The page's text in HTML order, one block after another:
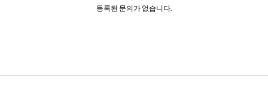
등록된 문의가 없습니다.